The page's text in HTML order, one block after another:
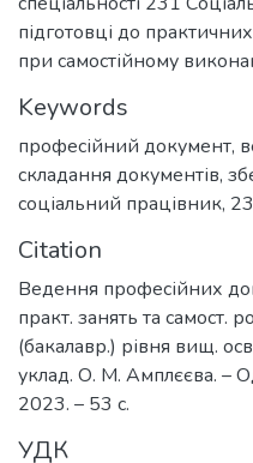
підготовці до
при самостійному
Keywords
професійний документ,
складання документів,
соціальний працівник,
Citation
Ведення професійних
практ. занять та самост.
(бакалавр.) рівня вищ.
уклад. О. М. Амплєєва. –
2023. – 53 с.
УДК